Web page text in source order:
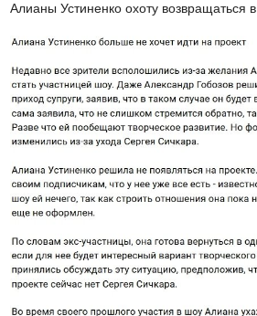
Алианы Устиненко охоту возвращаться